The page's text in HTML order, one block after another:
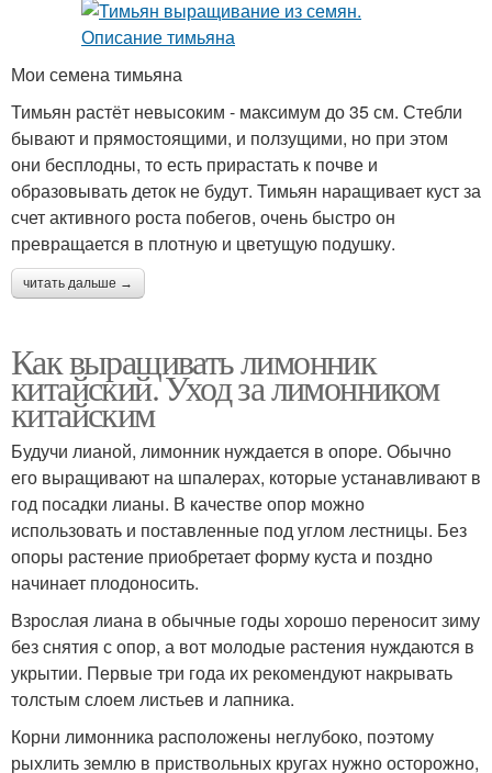
Мои семена тимьяна
Тимьян растёт невысоким - максимум до 35 см. Стебли
бывают и прямостоящими, и ползущими, но при этом
они бесплодны, то есть прирастать к почве и
образовывать деток не будут. Тимьян наращивает куст за
счет активного роста побегов, очень быстро он
превращается в плотную и цветущую подушку.
читать дальше →
Как выращивать лимонник
китайский. Уход за лимонником
китайским
Будучи лианой, лимонник нуждается в опоре. Обычно
его выращивают на шпалерах, которые устанавливают в
год посадки лианы. В качестве опор можно
использовать и поставленные под углом лестницы. Без
опоры растение приобретает форму куста и поздно
начинает плодоносить.
Взрослая лиана в обычные годы хорошо переносит зиму
без снятия с опор, а вот молодые растения нуждаются в
укрытии. Первые три года их рекомендуют накрывать
толстым слоем листьев и лапника.
Корни лимонника расположены неглубоко, поэтому
рыхлить землю в приствольных кругах нужно осторожно,